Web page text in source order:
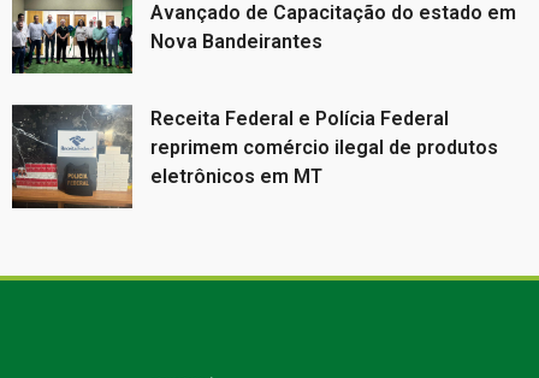
Avançado de Capacitação do estado em
Nova Bandeirantes
Receita Federal e Polícia Federal
reprimem comércio ilegal de produtos
eletrônicos em MT